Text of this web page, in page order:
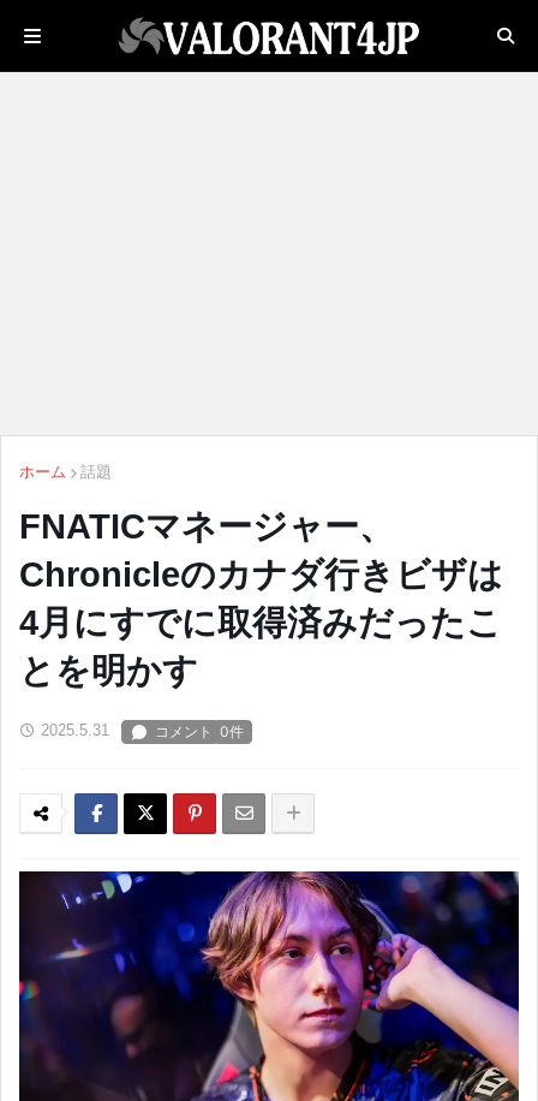
ホーム 話題
FNATICマネージャー、
Chronicleのカナダ行きビザは
4月にすでに取得済みだったこ
とを明かす
2025.5.31